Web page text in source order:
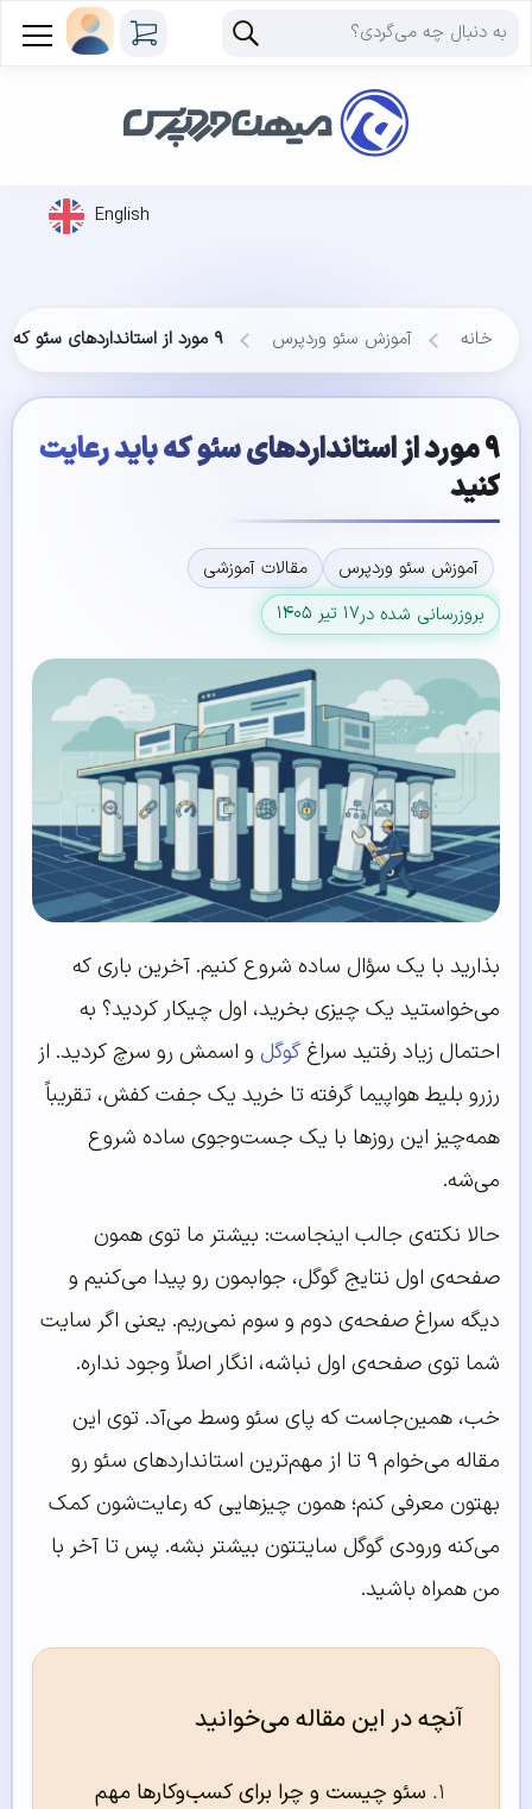
English
خانه آموزش سئو وردپرس ۹ مورد از استانداردهای سئو که باید رعایت کنید
۹ مورد از استانداردهای سئو که باید رعایت
کنید
آموزش سئو وردپرس
مقالات آموزشی
بروزرسانی شده در۱۷ تیر ۱۴۰۵
بذارید با یک سؤال ساده شروع کنیم. آخرین باری که
می‌خواستید یک چیزی بخرید، اول چیکار کردید؟ به
احتمال زیاد رفتید سراغگوگل و اسمش رو سرچ کردید. از
رزرو بلیط هواپیما گرفته تا خرید یک جفت کفش، تقریباً
همه‌چیز این روزها با یک جست‌وجوی ساده شروع
می‌شه.
حالا نکته‌ی جالب اینجاست: بیشتر ما توی همون
صفحه‌ی اول نتایج گوگل، جوابمون رو پیدا می‌کنیم و
دیگه سراغ صفحه‌ی دوم و سوم نمی‌ریم. یعنی اگر سایت
شما توی صفحه‌ی اول نباشه، انگار اصلاً وجود نداره.
خب، همین‌جاست که پای سئو وسط می‌آد. توی این
مقاله می‌خوام ۹ تا از مهم‌ترین استانداردهای سئو رو
بهتون معرفی کنم؛ همون چیزهایی که رعایت‌شون کمک
می‌کنه ورودی گوگل سایتتون بیشتر بشه. پس تا آخر با
من همراه باشید.
آنچه در این مقاله می‌خوانید
سئو چیست و چرا برای کسب‌وکارها مهم